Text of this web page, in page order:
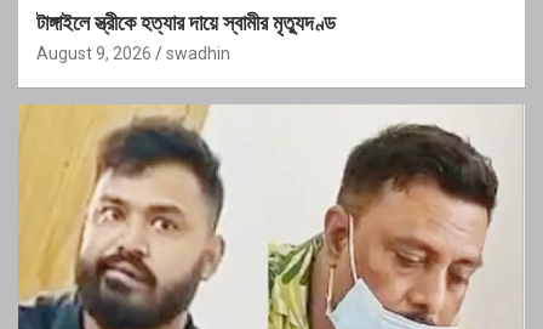
টাঙ্গাইলে স্ত্রীকে হত্যার দায়ে স্বামীর মৃত্যুদণ্ড
August 9, 2026 swadhin